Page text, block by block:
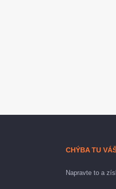
CHÝBA TU
Napravte to a